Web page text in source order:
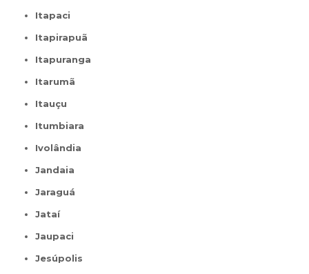
Itapaci
Itapirapuã
Itapuranga
Itarumã
Itauçu
Itumbiara
Ivolândia
Jandaia
Jaraguá
Jataí
Jaupaci
Jesúpolis